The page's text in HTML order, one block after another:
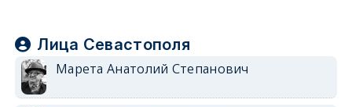
Лица Севастополя
Марета Анатолий Степанович